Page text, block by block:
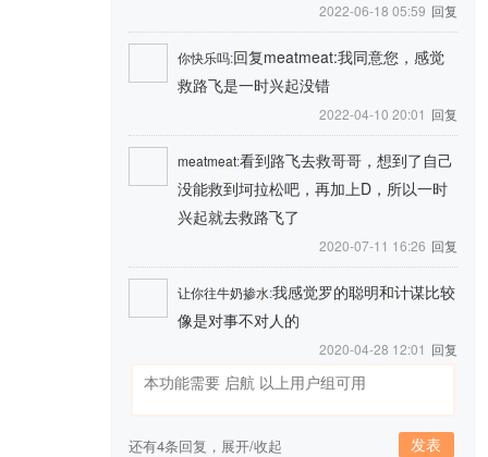
2022-06-18 05:59 回复
你快乐吗:回复meatmeat:我同意您，感觉
救路飞是一时兴起没错
2022-04-10 20:01 回复
meatmeat:看到路飞去救哥哥，想到了自己
没能救到坷拉松吧，再加上D，所以一时
兴起就去救路飞了
2020-07-11 16:26 回复
让你往牛奶掺水:我感觉罗的聪明和计谋比较
像是对事不对人的
2020-04-28 12:01 回复
还有4条回复， 展开/收起 发表